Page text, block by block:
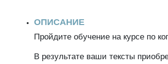
ОПИСАНИЕ
Пройдите обучение на курсе по
В результате ваши тексты